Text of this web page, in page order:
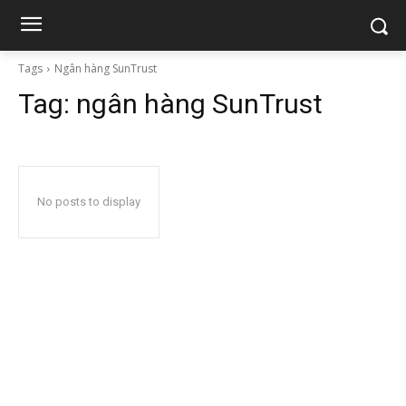
Tags Ngân hàng SunTrust
Tag: ngân hàng SunTrust
No posts to display